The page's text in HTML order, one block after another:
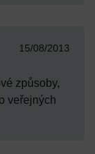
15/08/2013
způsoby,
veřejných